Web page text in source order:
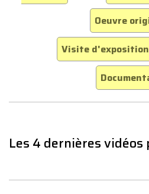
Oeuvre
Visite
Les 4 dernières vidéos